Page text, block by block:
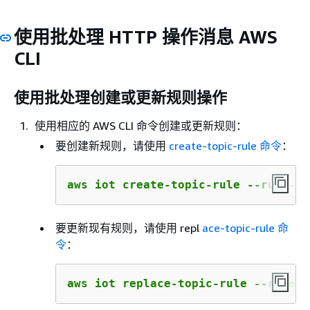
使用批处理 HTTP 操作消息 AWS
CLI
使用批处理创建或更新规则操作
使用相应的 AWS CLI 命令创建或更新规则：
要创建新规则，请使用 create-topic-rule 命令：
aws iot create-topic-rule --rule-
要更新现有规则，请使用 repl ace-topic-rule 命
令：
aws iot replace-topic-rule --rule-